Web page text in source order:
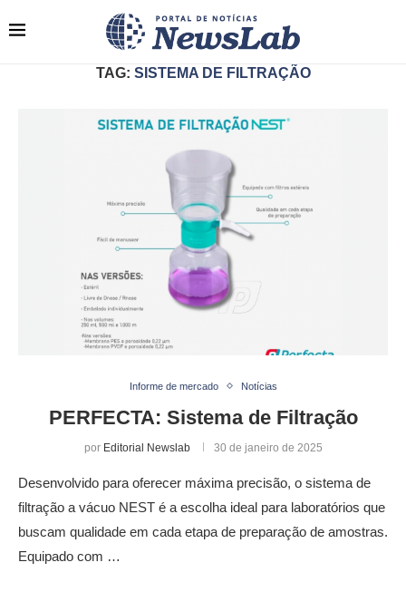
TAG: SISTEMA DE FILTRAÇÃO
Informe de mercado Notícias
PERFECTA: Sistema de Filtração
por Editorial Newslab 30 de janeiro de 2025
Desenvolvido para oferecer máxima precisão, o sistema de
filtração a vácuo NEST é a escolha ideal para laboratórios que
buscam qualidade em cada etapa de preparação de amostras.
Equipado com …